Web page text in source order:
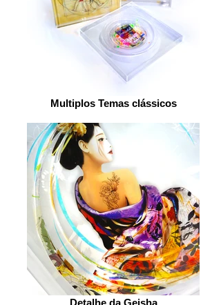
Multiplos Temas clássicos